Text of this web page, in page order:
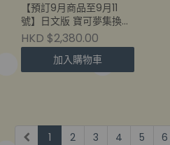
【預訂9月商品至9月11
號】日文版 寶可夢集換式
卡牌遊戲 MEGA
M6a「30th
CELEBRATION」補充包 -
M6a (原盒20包) - Week
HKD $2,380.00
加入購物車
1 2 3 4 5 6